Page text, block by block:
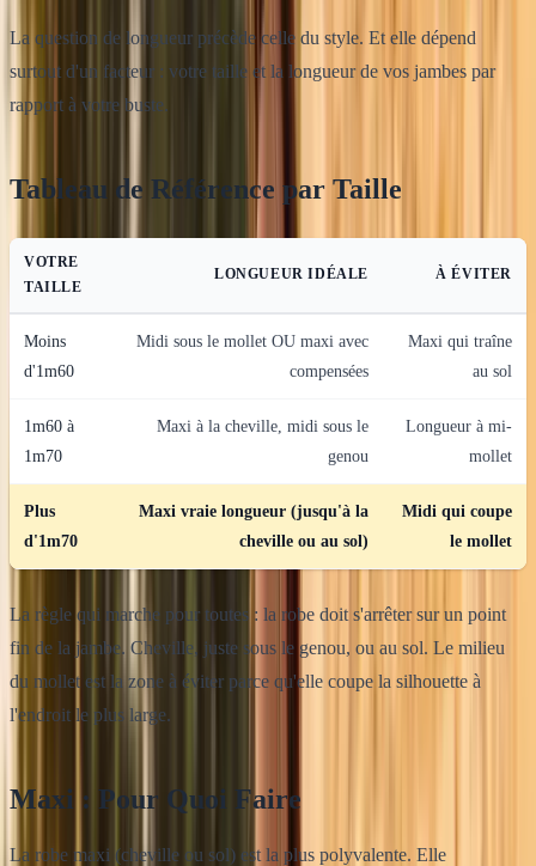
La question de longueur précède celle du style. Et elle dépend
surtout d'un facteur : votre taille et la longueur de vos jambes par
rapport à votre buste.
Tableau de Référence par Taille
VOTRE
TAILLE
LONGUEUR IDÉALE À ÉVITER
Moins
d'1m60
Midi sous le mollet OU maxi avec
compensées
Maxi qui traîne
au sol
1m60 à
1m70
Maxi à la cheville, midi sous le
genou
Longueur à mi-
mollet
Plus
d'1m70
Maxi vraie longueur (jusqu'à la
cheville ou au sol)
Midi qui coupe
le mollet
La règle qui marche pour toutes : la robe doit s'arrêter sur un point
fin de la jambe. Cheville, juste sous le genou, ou au sol. Le milieu
du mollet est la zone à éviter parce qu'elle coupe la silhouette à
l'endroit le plus large.
Maxi : Pour Quoi Faire
La robe maxi (cheville ou sol) est la plus polyvalente. Elle